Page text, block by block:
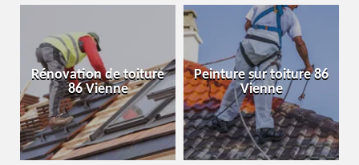
Rénovation de toiture
86 Vienne
Peinture sur toiture 86
Vienne